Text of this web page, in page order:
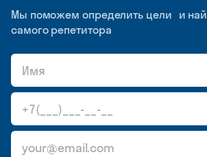
Мы поможем определить цели и
самого репетитора